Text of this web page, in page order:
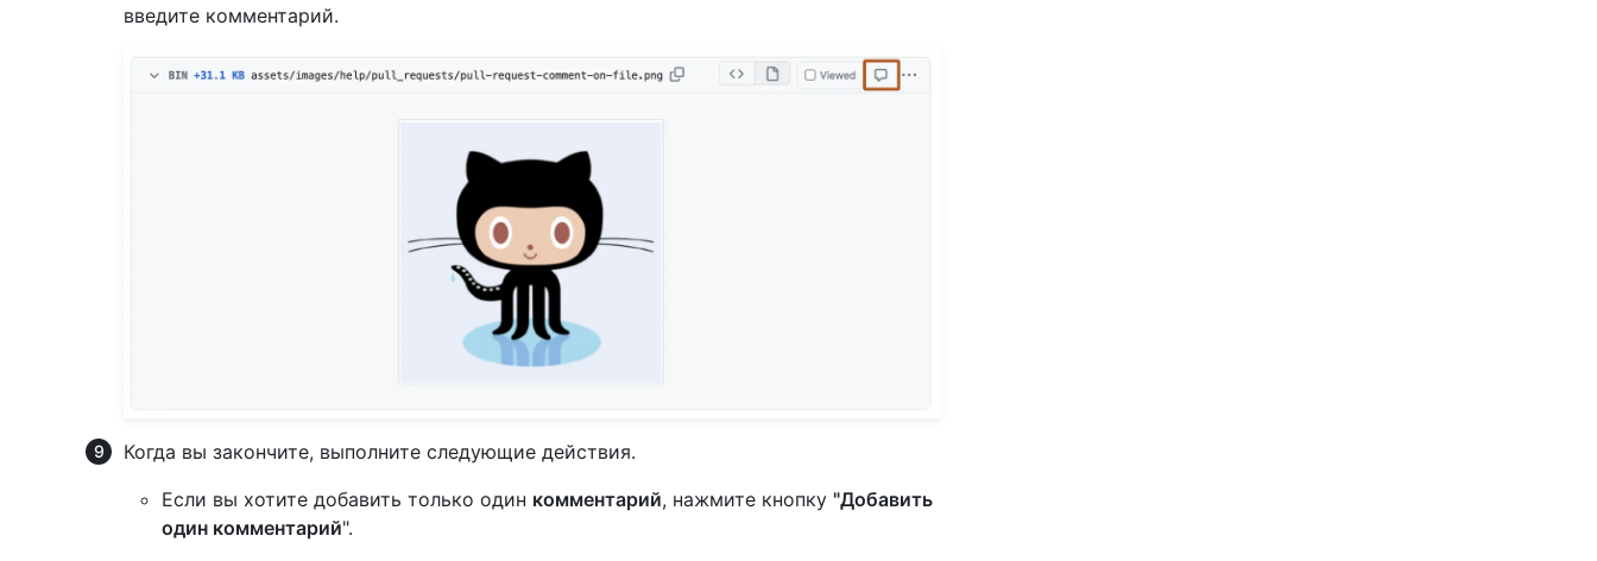
введите комментарий.
Когда вы закончите, выполните следующие действия.
Если вы хотите добавить только один комментарий, нажмите кнопку "Добавить
один комментарий".